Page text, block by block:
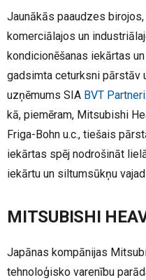
Jaunākās paaudzes
komerciālajos un
kondicionēšanas iekārtas
gadsimta ceturksni pārstāv
uzņēmums SIA BVT Partneri
kā, piemēram, Mitsubishi
Friga-Bohn u.c., tiešais
iekārtas spēj nodrošināt
iekārtu un siltumsūkņu
MITSUBISHI
Japānas kompānijas
tehnoloģisko varenību